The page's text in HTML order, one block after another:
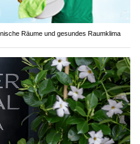
Räume und gesundes Raumklima